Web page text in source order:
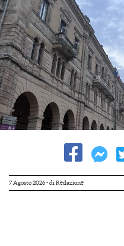
7 Agosto 2026- di Redazione